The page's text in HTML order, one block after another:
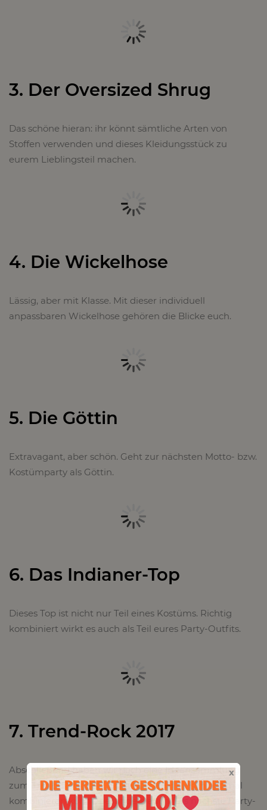
x
3. Der Oversized Shrug
Das schöne hieran: ihr könnt sämtliche Arten von
Stoffen verwenden und dieses Kleidungsstück zu
eurem Lieblingsteil machen.
4. Die Wickelhose
Lässig, aber mit Klasse. Mit dieser individuell
anpassbaren Wickelhose gehören die Blicke euch.
5. Die Göttin
Extravagant, aber schön. Geht zur nächsten Motto- bzw.
Kostümparty als Göttin.
6. Das Indianer-Top
Dieses Top ist nicht nur Teil eines Kostüms. Richtig
kombiniert wirkt es auch als Teil eures Party-Outfits.
7. Trend-Rock 2017
Abschließend haben wir noch eine Ideensammlung
zum Trend-Rock 2017. Schaut, wie ihr diesen optimal
kombinieren könnt, besonders auch fürs nächste Party-